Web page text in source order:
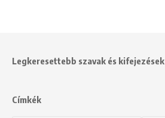
Legkeresettebb szavak és kifejezések
Címkék